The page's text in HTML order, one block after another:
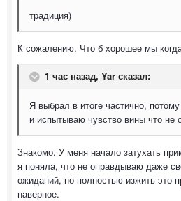
традиция)
К сожалению. Что б хорошее мы
1 час назад, Yar сказал:
Я выбрал в итоге частично,
и испытываю чувство вины что не
Знакомо. У меня начало затухать
я поняла, что не оправдываю даже
ожиданий, но полностью изжить это
наверное.